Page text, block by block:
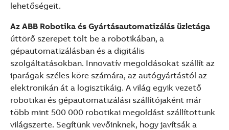
lehetőségeit.
Az ABB Robotika és Gyártásautomatizálás üzletága
úttörő szerepet tölt be a robotikában, a
gépautomatizálásban és a digitális
szolgáltatásokban. Innovatív megoldásokat szállít az
iparágak széles köre számára, az autógyártástól az
elektronikán át a logisztikáig. A világ egyik vezető
robotikai és gépautomatizálási szállítójaként már
több mint 500 000 robotikai megoldást szállítottunk
világszerte. Segítünk vevőinknek, hogy javítsák a